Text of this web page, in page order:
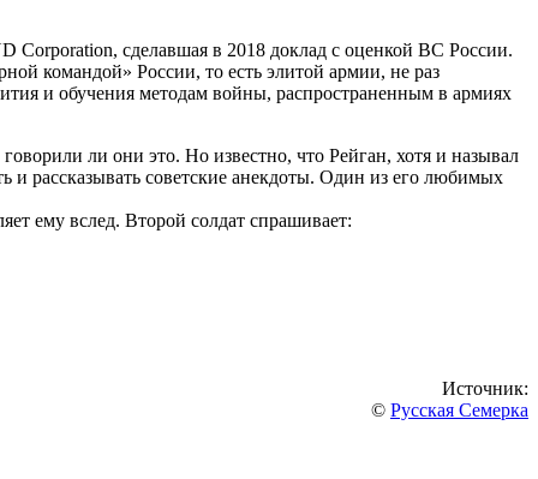
сделавшая в 2018 доклад с оценкой ВС России.
командой» России, то есть элитой армии, не раз
и обучения методам войны, распространенным в армиях
ли они это. Но известно, что Рейган, хотя и называл
рассказывать советские анекдоты. Один из его любимых
ему вслед. Второй солдат спрашивает:
Источник:
© Русская Семерка